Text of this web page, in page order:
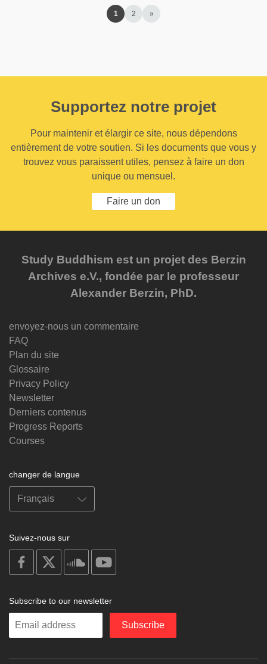
1 2 »
Supportez notre projet
Pour maintenir et élargir ce site, nous dépendons
entièrement de votre soutien. Si les documents que vous y
trouvez vous paraissent utiles, pensez à faire un don
unique ou mensuel.
Faire un don
Study Buddhism est un projet des Berzin
Archives e.V., fondée par le professeur
Alexander Berzin, PhD.
envoyez-nous un commentaire
FAQ
Plan du site
Glossaire
Privacy Policy
Newsletter
Derniers contenus
Progress Reports
Courses
changer de langue
Suivez-nous sur
on
facebook
soundcloud
Subscribe to our newsletter
Enter
Subscribe